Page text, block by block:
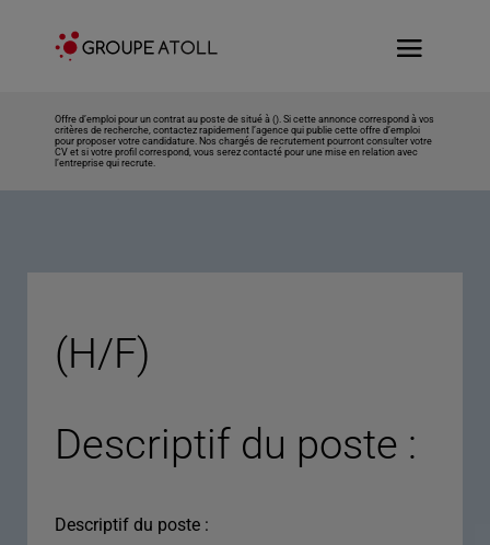
Offre d’emploi pour un contrat au poste de situé à (). Si cette annonce correspond à vos
critères de recherche, contactez rapidement l’agence qui publie cette offre d’emploi
pour proposer votre candidature. Nos chargés de recrutement pourront consulter votre
CV et si votre profil correspond, vous serez contacté pour une mise en relation avec
l’entreprise qui recrute.
(H/F)
Descriptif du poste :
Descriptif du poste :